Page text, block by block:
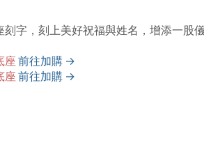
字，刻上美好祝福與姓名，增添一股儀
座 前往加購 →
座 前往加購 →